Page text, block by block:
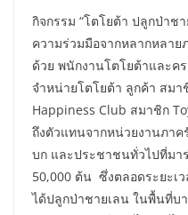
กิจกรรม “โตโยต้า ปลูกป่าช
ความร่วมมือจากหลากหลา
ด้วย พนักงานโตโยต้าและ
จำหน่ายโตโยต้า ลูกค้า สมา
Happiness Club สมาชิก
ถึงตัวแทนจากหน่วยงานภาค
บก และประชาชนทั่วไปที่ม
50,000 ต้น ซึ่งตลอดระยะเ
ได้ปลูกป่าชายเลน ในพื้นที่บ